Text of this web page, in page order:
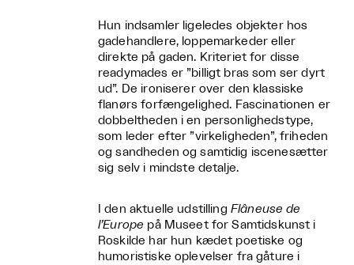
Hun indsamler ligeledes objekter hos
gadehandlere, loppemarkeder eller
direkte på gaden. Kriteriet for disse
readymades er ”billigt bras som ser dyrt
ud”. De ironiserer over den klassiske
flanørs forfængelighed. Fascinationen er
dobbeltheden i en personlighedstype,
som leder efter ”virkeligheden”, friheden
og sandheden og samtidig iscenesætter
sig selv i mindste detalje.
I den aktuelle udstilling Flâneuse de
l’Europe på Museet for Samtidskunst i
Roskilde har hun kædet poetiske og
humoristiske oplevelser fra gåture i